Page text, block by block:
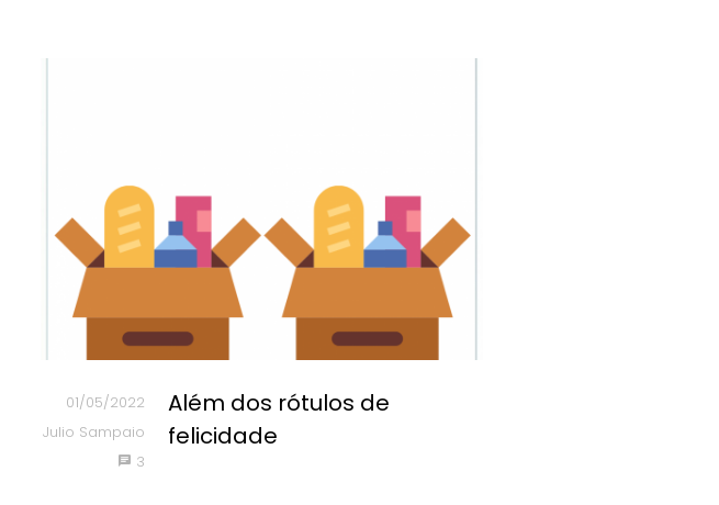
01/05/2022
Julio Sampaio
3
Além dos rótulos de
felicidade